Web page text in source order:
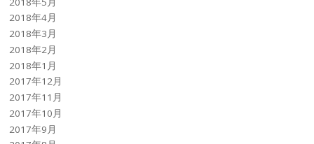
2018年4月
2018年3月
2018年2月
2018年1月
2017年12月
2017年11月
2017年10月
2017年9月